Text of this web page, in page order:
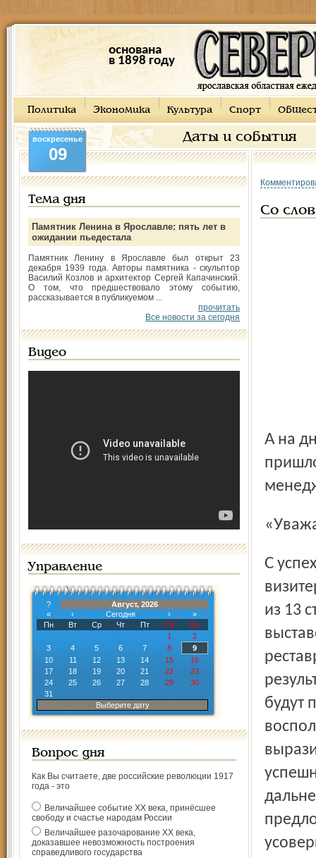
основана
в 1898 году
Политика Экономика Культура Спорт
Даты и события
воскресенье
09
Тема дня
Памятник Ленина в Ярославле: пять лет в
ожидании пьедестала
Памятник Ленину в Ярославле был открыт 23
декабря 1939 года. Авторы памятника - скульптор
Василий Козлов и архитектор Сергей Капачинский.
О том, что предшествовало этому событию,
рассказывается в публикуемом ...
прочитать
Все новости за сегодня
Видео
Управление
?
Август, 2026
«
‹ Сегодня ›
»
Пн
Вт Ср Чт Пт Сб
Вс
1
2
3
4 5 6 7 8
9
10
11 12 13 14 15
16
17
18 19 20 21 22
23
24
25 26 27 28 29
30
31
Выберите дату
Вопрос дня
Как Вы считаете, две российские революции 1917
года - это
Величайшее событие ХХ века, принёсшее
свободу и счастье народам России
Величайшее разочарование ХХ века,
доказавшее невозможность построения
справедливого государства
Со
А на днях в адрес мэра Ярославля В. В. Волончунаса
С успехом прошла выставка, которую посетили 14900
из 13
будут